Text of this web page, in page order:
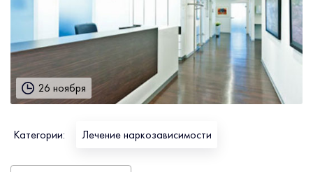
26 ноября
Категории: Лечение наркозависимости